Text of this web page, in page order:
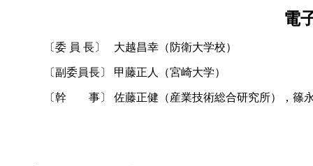
電
〔委 員 長〕 大越昌幸（防衛大学校）
〔副委員長〕 甲藤正人（宮崎大学）
〔幹 事〕 佐藤正健（産業技術総合研究所），篠